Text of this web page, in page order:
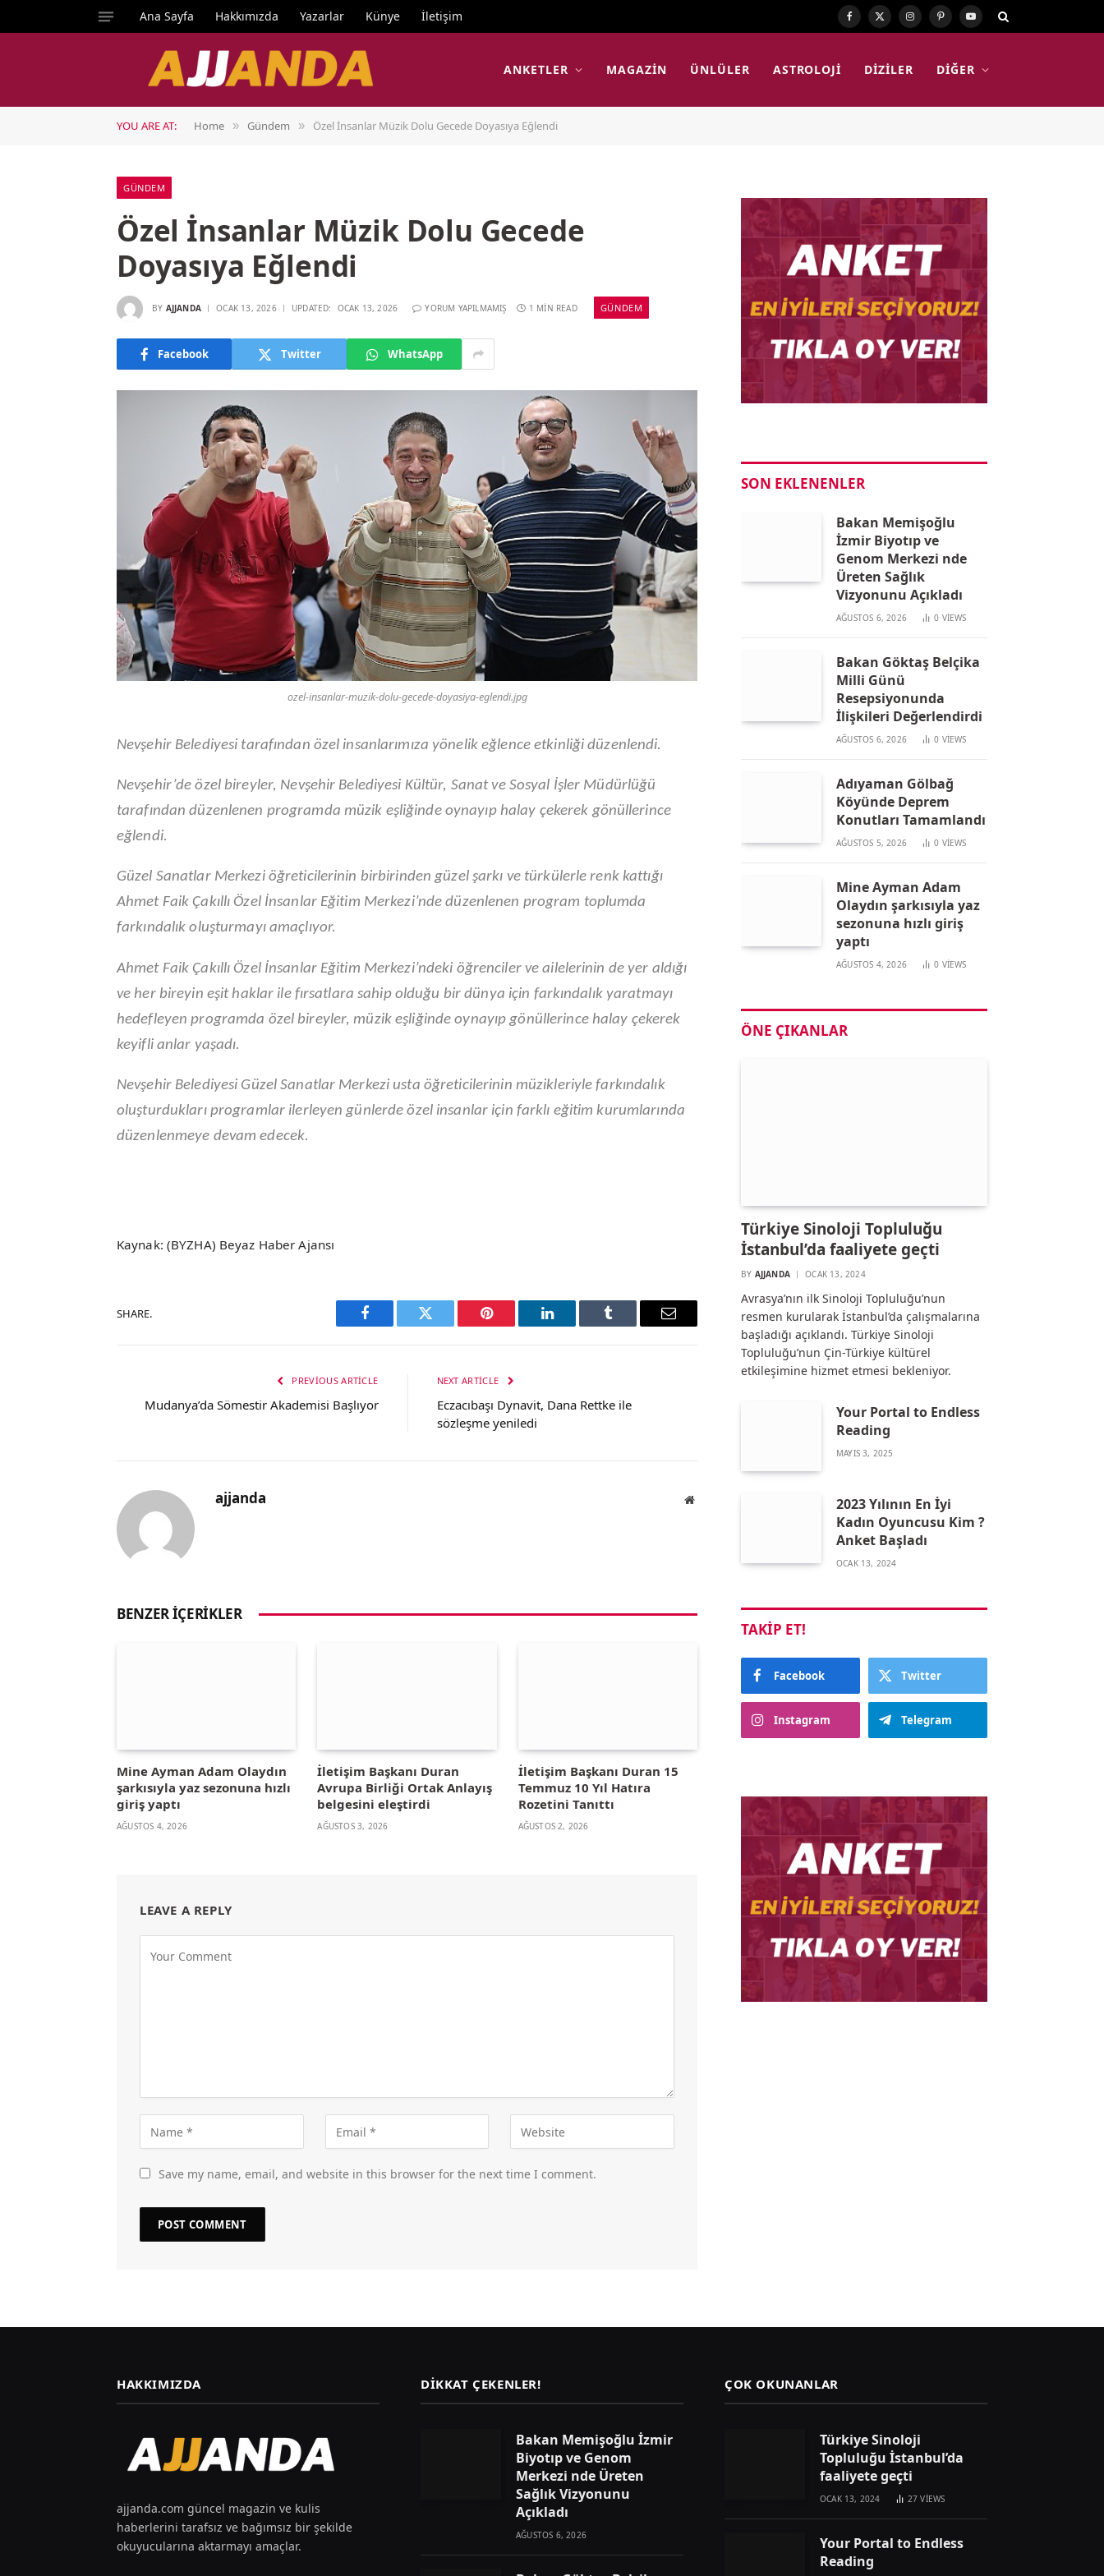
Ana Sayfa Hakkımızda Yazarlar Künye İletişim Facebook
X
Instagram
PinterestYouTube
ANKETLER MAGAZIN ÜNLÜLER ASTROLOJI DIZILER DIĞER
YOU ARE AT: Home » Gündem » Özel İnsanlar Müzik Dolu Gecede Doyasıya Eğlendi
GÜNDEM
Özel İnsanlar Müzik Dolu Gecede
Doyasıya Eğlendi
BY AJJANDA OCAK 13, 2026 UPDATED: OCAK 13, 2026 YORUM YAPILMAMIŞ 1 MIN READ GÜNDEM
Facebook Twitter WhatsApp
ozel-insanlar-muzik-dolu-gecede-doyasiya-eglendi.jpg
Nevşehir Belediyesi tarafından özel insanlarımıza yönelik eğlence etkinliği düzenlendi.
Nevşehir’de özel bireyler, Nevşehir Belediyesi Kültür, Sanat ve Sosyal İşler Müdürlüğü
tarafından düzenlenen programda müzik eşliğinde oynayıp halay çekerek gönüllerince
eğlendi.
Güzel Sanatlar Merkezi öğreticilerinin birbirinden güzel şarkı ve türkülerle renk kattığı
Ahmet Faik Çakıllı Özel İnsanlar Eğitim Merkezi’nde düzenlenen program toplumda
farkındalık oluşturmayı amaçlıyor.
Ahmet Faik Çakıllı Özel İnsanlar Eğitim Merkezi’ndeki öğrenciler ve ailelerinin de yer aldığı
ve her bireyin eşit haklar ile fırsatlara sahip olduğu bir dünya için farkındalık yaratmayı
hedefleyen programda özel bireyler, müzik eşliğinde oynayıp gönüllerince halay çekerek
keyifli anlar yaşadı.
Nevşehir Belediyesi Güzel Sanatlar Merkezi usta öğreticilerinin müzikleriyle farkındalık
oluşturdukları programlar ilerleyen günlerde özel insanlar için farklı eğitim kurumlarında
düzenlenmeye devam edecek.
Kaynak: (BYZHA) Beyaz Haber Ajansı
SHARE.
Facebook Twitter Pinterest LinkedIn Tumblr Email
PREVIOUS ARTICLE
Mudanya’da Sömestir Akademisi Başlıyor
NEXT ARTICLE
Eczacıbaşı Dynavit, Dana Rettke ile
sözleşme yeniledi
ajjanda Website
BENZER İÇERIKLER
Mine Ayman Adam Olaydın
şarkısıyla yaz sezonuna hızlı
giriş yaptı
AĞUSTOS 4, 2026
İletişim Başkanı Duran
Avrupa Birliği Ortak Anlayış
belgesini eleştirdi
AĞUSTOS 3, 2026
İletişim Başkanı Duran 15
Temmuz 10 Yıl Hatıra
Rozetini Tanıttı
AĞUSTOS 2, 2026
LEAVE A REPLY
Save my name, email, and website in this browser for the next time I comment.
SON EKLENENLER
Bakan Memişoğlu
İzmir Biyotıp ve
Genom Merkezi nde
Üreten Sağlık
Vizyonunu Açıkladı
AĞUSTOS 6, 2026 0 VIEWS
Bakan Göktaş Belçika
Milli Günü
Resepsiyonunda
İlişkileri Değerlendirdi
AĞUSTOS 6, 2026 0 VIEWS
Adıyaman Gölbağ
Köyünde Deprem
Konutları Tamamlandı
AĞUSTOS 5, 2026 0 VIEWS
Mine Ayman Adam
Olaydın şarkısıyla yaz
sezonuna hızlı giriş
yaptı
AĞUSTOS 4, 2026 0 VIEWS
ÖNE ÇIKANLAR
Türkiye Sinoloji Topluluğu
İstanbul’da faaliyete geçti
BY AJJANDA OCAK 13, 2024
Avrasya’nın ilk Sinoloji Topluluğu’nun
resmen kurularak İstanbul’da çalışmalarına
başladığı açıklandı. Türkiye Sinoloji
Topluluğu’nun Çin-Türkiye kültürel
etkileşimine hizmet etmesi bekleniyor.
Your Portal to Endless
Reading
MAYIS 3, 2025
2023 Yılının En İyi
Kadın Oyuncusu Kim ?
Anket Başladı
OCAK 13, 2024
TAKIP ET!
Facebook Twitter
Instagram Telegram
HAKKIMIZDA
ajjanda.com güncel magazin ve kulis
haberlerini tarafsız ve bağımsız bir şekilde
okuyucularına aktarmayı amaçlar.
DIKKAT ÇEKENLER!
Bakan Memişoğlu İzmir
Biyotıp ve Genom
Merkezi nde Üreten
Sağlık Vizyonunu
Açıkladı
AĞUSTOS 6, 2026
ÇOK OKUNANLAR
Türkiye Sinoloji
Topluluğu İstanbul’da
faaliyete geçti
OCAK 13, 2024 27VIEWS
Your Portal to Endless
Reading